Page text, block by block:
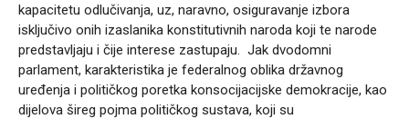
kapacitetu odlučivanja, uz, naravno, osiguravanje izbora
isključivo onih izaslanika konstitutivnih naroda koji te narode
predstavljaju i čije interese zastupaju. Jak dvodomni
parlament, karakteristika je federalnog oblika državnog
uređenja i političkog poretka konsocijacijske demokracije, kao
dijelova šireg pojma političkog sustava, koji su